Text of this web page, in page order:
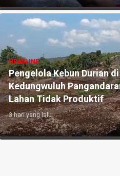
Durian di
Sulap
1